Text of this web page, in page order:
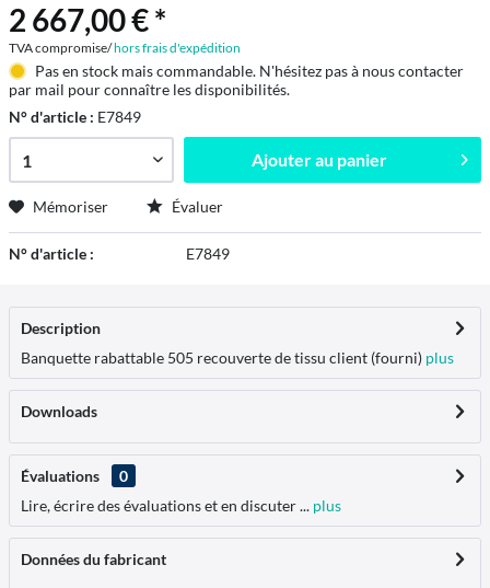
2 667,00 € *
TVA compromise/hors frais d'expédition
Pas en stock mais commandable. N'hésitez pas à nous contacter
par mail pour connaître les disponibilités.
N° d'article : E7849
Ajouter au panier
Mémoriser Évaluer
N° d'article : E7849
Description
Banquette rabattable 505 recouverte de tissu client (fourni) plus
Downloads
Évaluations
0
Lire, écrire des évaluations et en discuter ... plus
Données du fabricant